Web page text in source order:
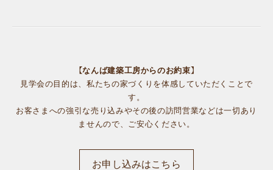
【なんば建築工房からのお約束】
見学会の目的は、私たちの家づくりを体感していただくことで
す。
お客さまへの強引な売り込みやその後の訪問営業などは一切あり
ませんので、ご安心ください。
お申し込みはこちら